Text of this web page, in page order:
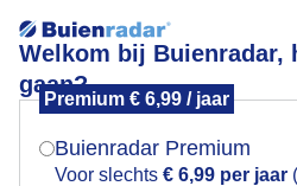
Welkom bij Buienradar,
gaan?
Premium € 6,99 / jaar
Buienradar Premium
Voor slechts € 6,99 per jaar
gitzwartelucht
Mogen we je locatie